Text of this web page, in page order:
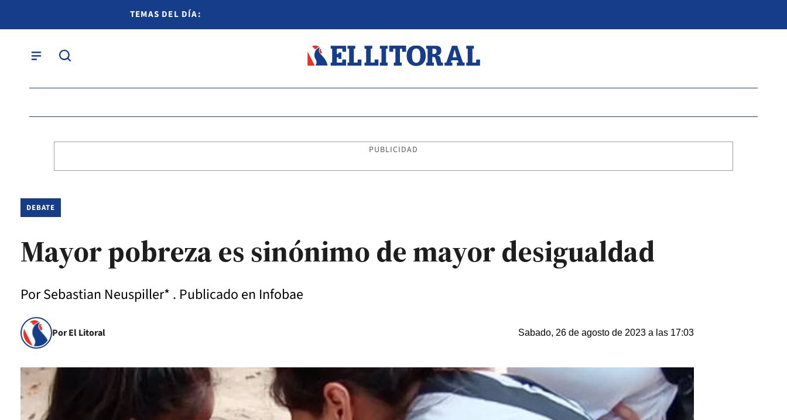
TEMAS DEL DÍA:
PUBLICIDAD
DEBATE
Mayor pobreza es sinónimo de mayor desigualdad
Por Sebastian Neuspiller* . Publicado en Infobae
Por El Litoral Sabado, 26 de agosto de 2023 a las 17:03